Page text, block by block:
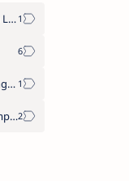
Anak Ikan Lele
Ayam Bangkok
Ayam kampung